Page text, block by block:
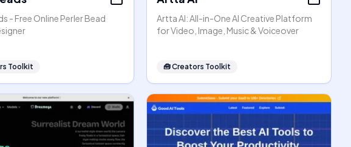
- Free Online Perler Bead
Toolkit
Artta AI: All-in-One AI Creative Platform
for Video, Image, Music & Voiceover
🧰Creators Toolkit